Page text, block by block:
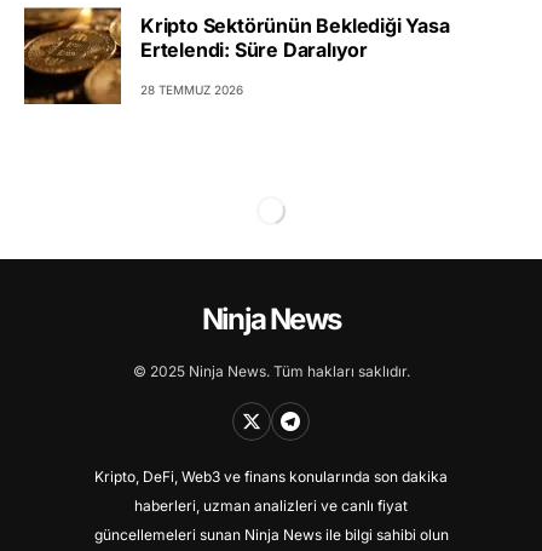
Kripto Sektörünün Beklediği Yasa
Ertelendi: Süre Daralıyor
28 TEMMUZ 2026
Ninja News
© 2025 Ninja News. Tüm hakları saklıdır.
Kripto, DeFi, Web3 ve finans konularında son dakika
haberleri, uzman analizleri ve canlı fiyat
güncellemeleri sunan Ninja News ile bilgi sahibi olun